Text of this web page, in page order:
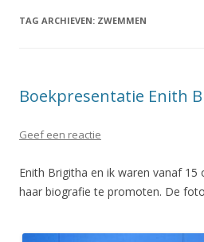
TAG ARCHIEVEN: ZWEMMEN
Boekpresentatie Enith
Geef een reactie
Enith Brigitha en ik waren vanaf
haar biografie te promoten. De